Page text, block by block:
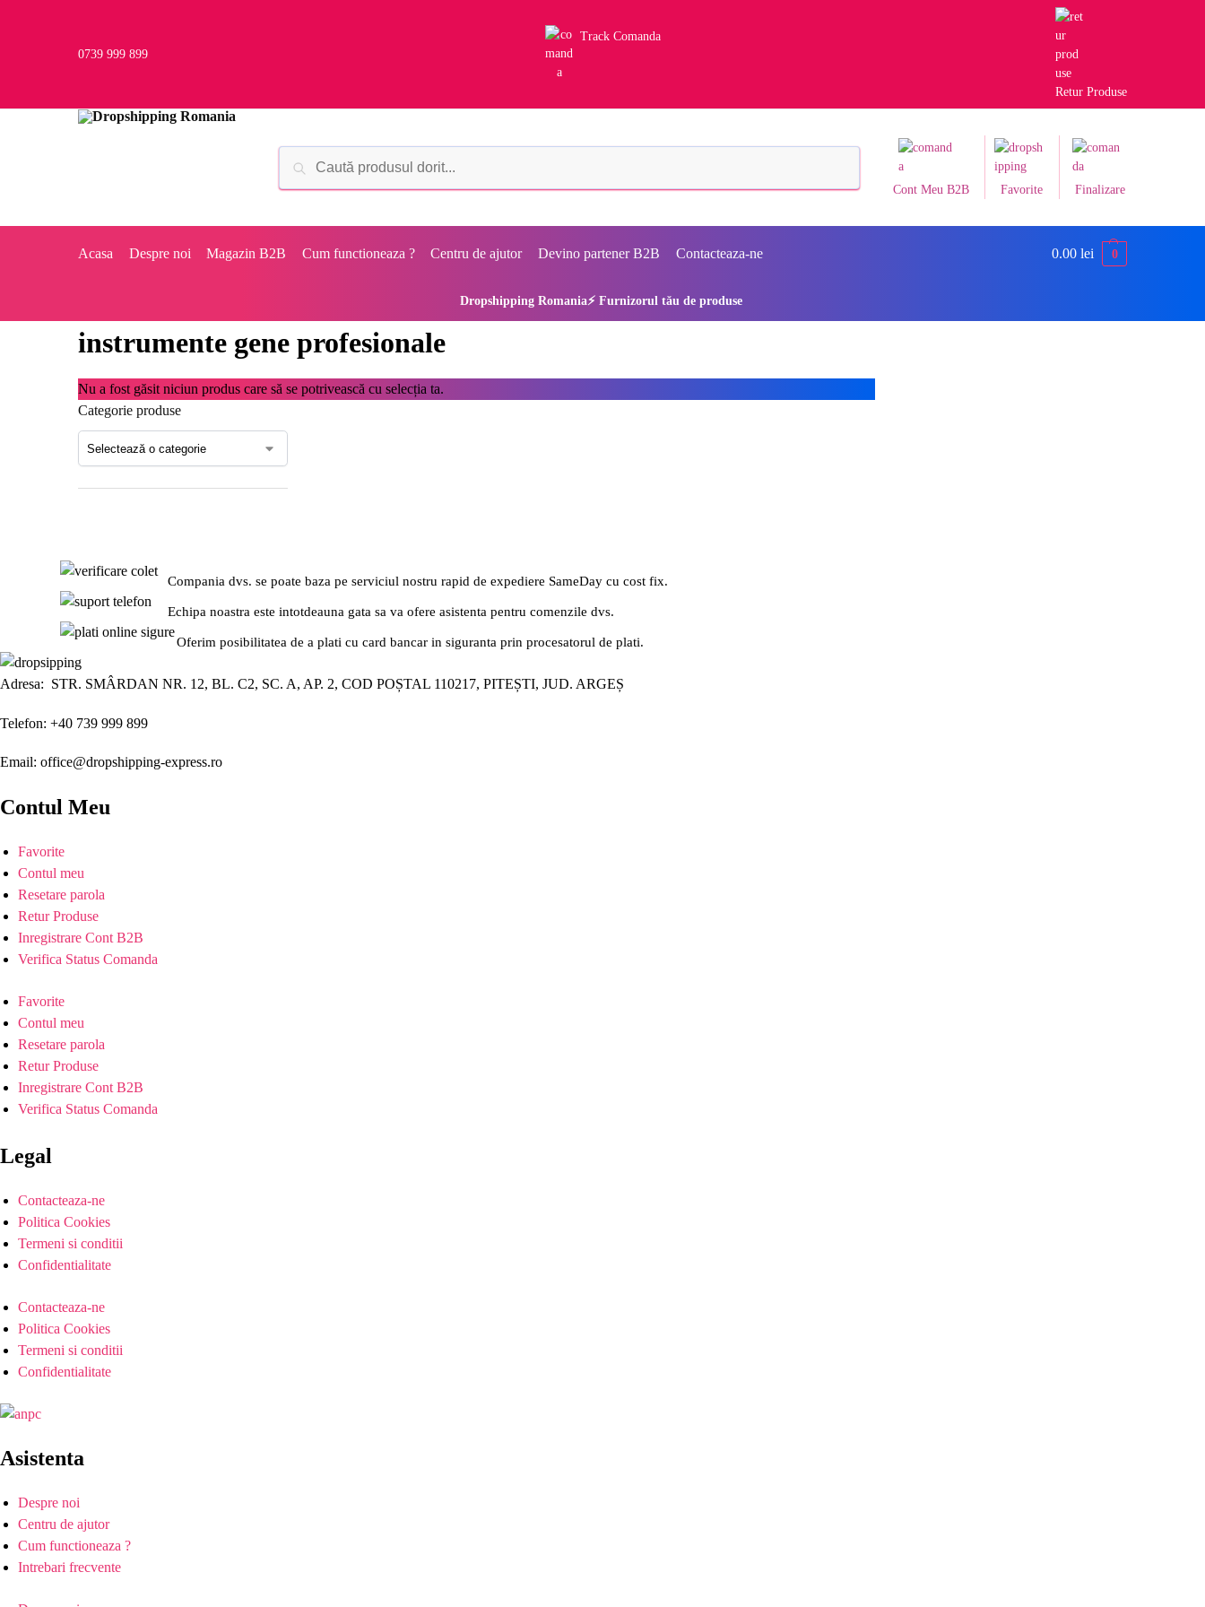
0739 999 899
Track Comanda
Retur Produse
Cont Meu B2B Favorite Finalizare
Acasa Despre noi Magazin B2B Cum functioneaza ? Centru de ajutor Devino partener B2B Contacteaza-ne 0.00 lei 0
Dropshipping Romania⚡ Furnizorul tău de produse
instrumente gene profesionale
Nu a fost găsit niciun produs care să se potrivească cu selecția ta.
Categorie produse
Compania dvs. se poate baza pe serviciul nostru rapid de expediere SameDay cu cost fix.
Echipa noastra este intotdeauna gata sa va ofere asistenta pentru comenzile dvs.
Oferim posibilitatea de a plati cu card bancar in siguranta prin procesatorul de plati.
Adresa: STR. SMÂRDAN NR. 12, BL. C2, SC. A, AP. 2, COD POȘTAL 110217, PITEȘTI, JUD. ARGEȘ
Telefon: +40 739 999 899
Email: office@dropshipping-express.ro
Contul Meu
Favorite
Contul meu
Resetare parola
Retur Produse
Inregistrare Cont B2B
Verifica Status Comanda
Favorite
Contul meu
Resetare parola
Retur Produse
Inregistrare Cont B2B
Verifica Status Comanda
Legal
Contacteaza-ne
Politica Cookies
Termeni si conditii
Confidentialitate
Contacteaza-ne
Politica Cookies
Termeni si conditii
Confidentialitate
Asistenta
Despre noi
Centru de ajutor
Cum functioneaza ?
Intrebari frecvente